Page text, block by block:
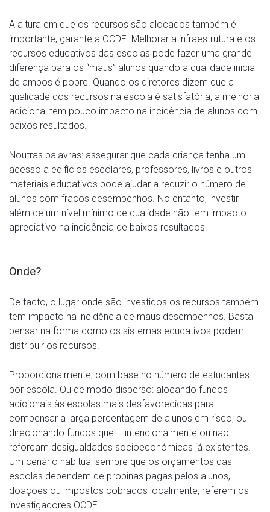
A altura em que os recursos são alocados também é
importante, garante a OCDE. Melhorar a infraestrutura e os
recursos educativos das escolas pode fazer uma grande
diferença para os “maus” alunos quando a qualidade inicial
de ambos é pobre. Quando os diretores dizem que a
qualidade dos recursos na escola é satisfatória, a melhoria
adicional tem pouco impacto na incidência de alunos com
baixos resultados.
Noutras palavras: assegurar que cada criança tenha um
acesso a edifícios escolares, professores, livros e outros
materiais educativos pode ajudar a reduzir o número de
alunos com fracos desempenhos. No entanto, investir
além de um nível mínimo de qualidade não tem impacto
apreciativo na incidência de baixos resultados.
Onde?
De facto, o lugar onde são investidos os recursos também
tem impacto na incidência de maus desempenhos. Basta
pensar na forma como os sistemas educativos podem
distribuir os recursos.
Proporcionalmente, com base no número de estudantes
por escola. Ou de modo disperso: alocando fundos
adicionais às escolas mais desfavorecidas para
compensar a larga percentagem de alunos em risco; ou
direcionando fundos que – intencionalmente ou não –
reforçam desigualdades socioeconómicas já existentes.
Um cenário habitual sempre que os orçamentos das
escolas dependem de propinas pagas pelos alunos,
doações ou impostos cobrados localmente, referem os
investigadores OCDE.